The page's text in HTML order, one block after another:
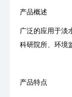
产品概述
⼴泛的应⽤于淡
科研院所、环境
产品特点